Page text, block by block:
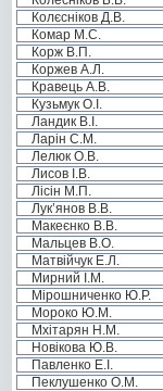
Колєсніков Д.В.
Комар М.С.
Корж В.П.
Коржев А.Л.
Кравець А.В.
Кузьмук О.І.
Ландик В.І.
Ларін С.М.
Лелюк О.В.
Лисов І.В.
Лісін М.П.
Лук’янов В.В.
Макеєнко В.В.
Мальцев В.О.
Матвійчук Е.Л.
Мирний І.М.
Мірошниченко Ю.Р.
Мороко Ю.М.
Мхітарян Н.М.
Новікова Ю.В.
Павленко Е.І.
Пеклушенко О.М.